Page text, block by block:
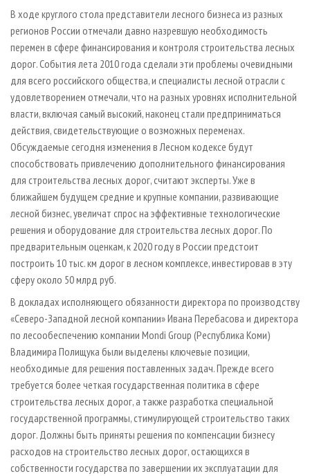
В ходе круглого стола представители лесного бизнеса из разных
регионов России отмечали давно назревшую необходимость
перемен в сфере финансирования и контроля строительства лесных
дорог. События лета 2010 года сделали эти проблемы очевидными
для всего российского общества, и специалисты лесной отрасли с
удовлетворением отмечали, что на разных уровнях исполнительной
власти, включая самый высокий, наконец стали предприниматься
действия, свидетельствующие о возможных переменах.
Обсуждаемые сегодня изменения в Лесном кодексе будут
способствовать привлечению дополнительного финансирования
для строительства лесных дорог, считают эксперты. Уже в
ближайшем будущем средние и крупные компании, развивающие
лесной бизнес, увеличат спрос на эффективные технологические
решения и оборудование для строительства лесных дорог. По
предварительным оценкам, к 2020 году в России предстоит
построить 10 тыс. км дорог в лесном комплексе, инвестировав в эту
сферу около 50 млрд руб.
В докладах исполняющего обязанности директора по производству
«Северо-Западной лесной компании» Ивана Перебасова и директора
по лесообеспечению компании Mondi Group (Республика Коми)
Владимира Полищука были выделены ключевые позиции,
необходимые для решения поставленных задач. Прежде всего
требуется более четкая государственная политика в сфере
строительства лесных дорог, а также разработка специальной
государственной программы, стимулирующей строительство таких
дорог. Должны быть приняты решения по компенсации бизнесу
расходов на строительство лесных дорог, остающихся в
собственности государства по завершении их эксплуатации для